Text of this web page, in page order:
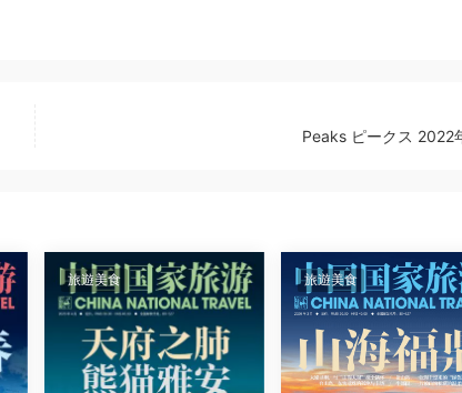
Peaks ピークス 2022
旅遊美食 旅遊美食